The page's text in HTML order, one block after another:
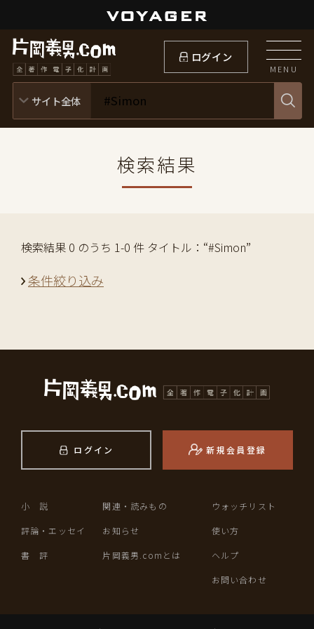
ログイン
MENU
検索結果
検索結果 0 のうち 1-0 件 タイトル：“#Simon”
条件絞り込み
ログイン 新規会員登録
小 説
評論・エッセイ
書 評
関連・読みもの
お知らせ
片岡義男.comとは
ウォッチリスト
使い方
ヘルプ
お問い合わせ